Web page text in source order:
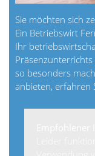
Sie möchten sich
Ein Betriebswirt
Ihr
so besonders
anbieten, erfahren